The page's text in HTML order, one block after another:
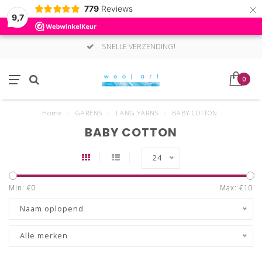
9,7
779 Reviews ×
SNELLE VERZENDING!
0
Home GARENS LANG YARNS BABY COTTON
BABY COTTON
24
Min: €0 Max: €10
Naam oplopend
Alle merken